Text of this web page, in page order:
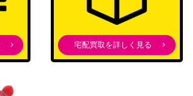
宅配買取を詳しく見る